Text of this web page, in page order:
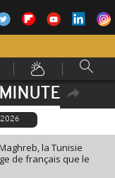
2026
la Tunisie
de français que le